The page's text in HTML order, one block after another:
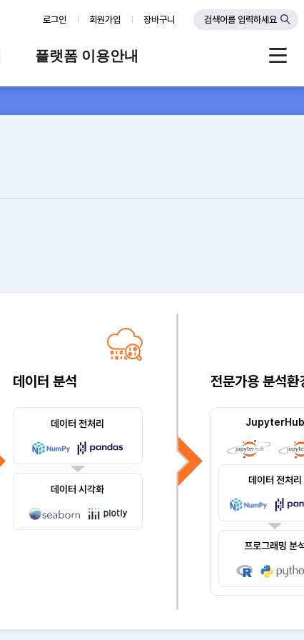
로그인 회원가입 장바구니 검색어를 입력하세요
플랫폼 이용안내
Q&A
데이터 분석
데이터 전처리
데이터 시각화
전문가용 분석환
JupyterHub
데이터 전처리
프로그래밍 분